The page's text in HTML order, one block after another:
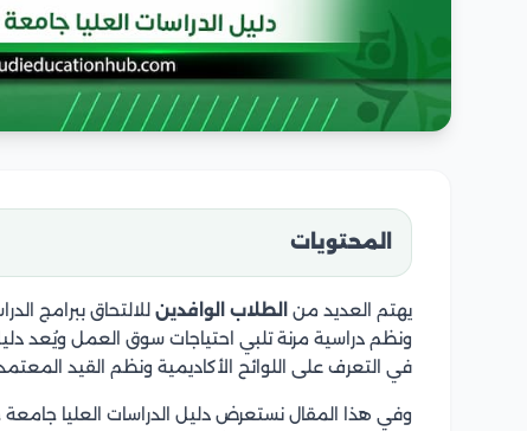
المحتويات
يهتم العديد من الطلاب الوافدين للالتحاق ببرامج
ونظم دراسية مرنة تلبي احتياجات سوق العمل ويُعد
في التعرف على اللوائح الأكاديمية ونظم القيد
وفي هذا المقال نستعرض دليل الدراسات العليا